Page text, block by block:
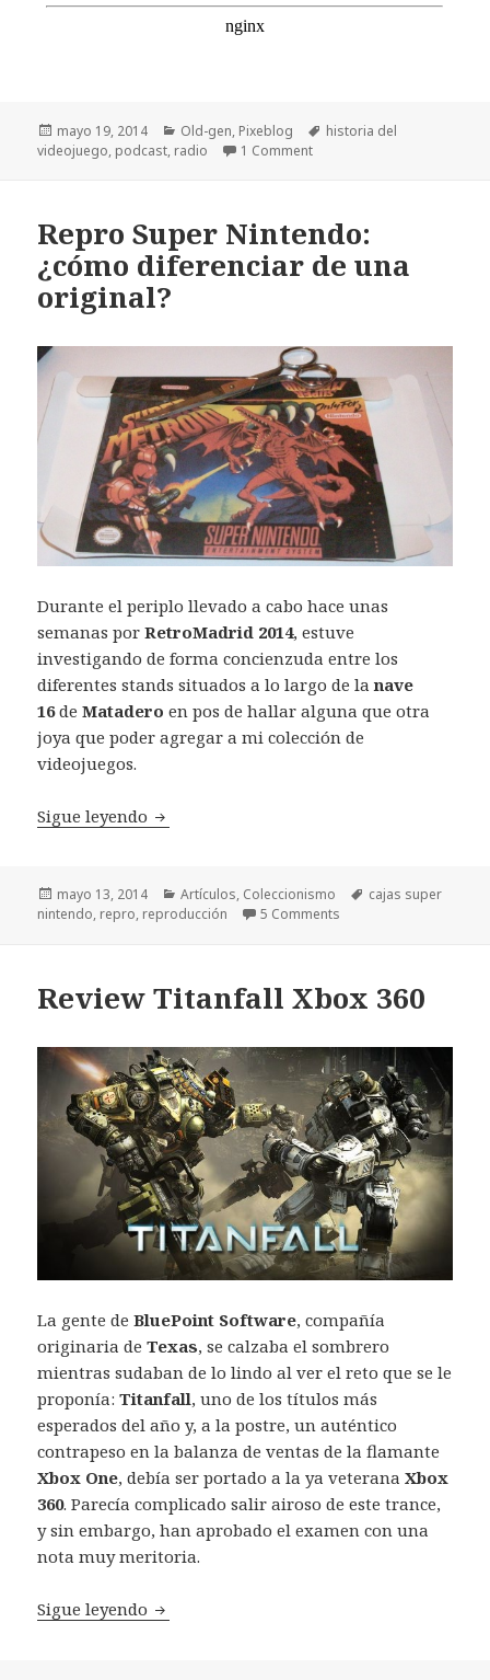
Publicado
el
mayo 19, 2014 Categorías
Old-gen, Pixeblog Etiquetas
historia del
videojuego, podcast, radio 1 Comment
Repro Super Nintendo:
¿cómo diferenciar de una
original?
Durante el periplo llevado a cabo hace unas
semanas porRetroMadrid 2014, estuve
investigando de forma concienzuda entre los
diferentes stands situados a lo largo de lanave
16de Matadero en pos de hallar alguna que otra
joya que poder agregar a mi colección de
videojuegos.
Sigue leyendo Repro Super Nintendo: ¿cómo
Publicado
el
mayo 13, 2014 Categorías
Artículos, Coleccionismo Etiquetas
cajas super
nintendo, repro, reproducción 5 Comments
Review Titanfall Xbox 360
La gente de BluePoint Software, compañía
originaria deTexas, se calzaba el sombrero
mientras sudaban de lo lindo al ver el reto que se le
proponía:Titanfall, uno de los títulos más
esperados del año y, a la postre, un auténtico
contrapeso en la balanza de ventas de la flamante
Xbox One, debía ser portado a la ya veteranaXbox
360. Parecía complicado salir airoso de este trance,
y sin embargo, han aprobado el examen con una
nota muy meritoria.
Sigue leyendo Review Titanfall Xbox 360